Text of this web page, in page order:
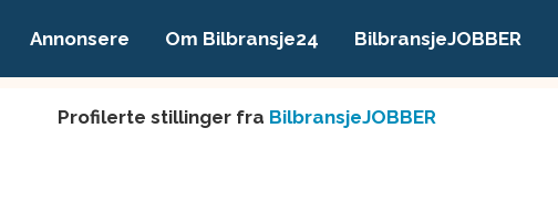
Annonsere Om Bilbransje24 BilbransjeJOBBER
Profilerte stillinger fra BilbransjeJOBBER